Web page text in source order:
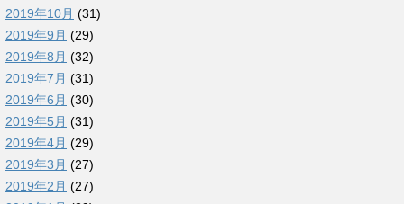
2019年10月 (31)
2019年9月 (29)
2019年8月 (32)
2019年7月 (31)
2019年6月 (30)
2019年5月 (31)
2019年4月 (29)
2019年3月 (27)
2019年2月 (27)